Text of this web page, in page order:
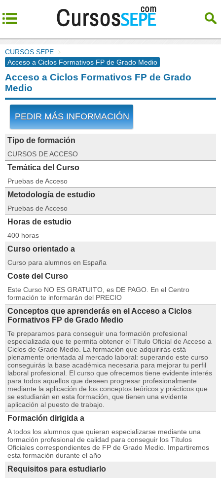
CURSOS SEPE
Acceso a Ciclos Formativos FP de Grado Medio
Acceso a Ciclos Formativos FP de Grado
Medio
PEDIR MÁS INFORMACIÓN
Tipo de formación
CURSOS DE ACCESO
Temática del Curso
Pruebas de Acceso
Metodología de estudio
Pruebas de Acceso
Horas de estudio
400 horas
Curso orientado a
Curso para alumnos en España
Coste del Curso
Este Curso NO ES GRATUITO, es DE PAGO. En el Centro
formación te informarán del PRECIO
Conceptos que aprenderás en el Acceso a Ciclos
Formativos FP de Grado Medio
Te preparamos para conseguir una formación profesional
especializada que te permita obtener el Título Oficial de Acceso a
Ciclos de Grado Medio. La formación que adquirirás está
plenamente orientada al mercado laboral: superando este curso
conseguirás la base académica necesaria para mejorar tu perfil
laboral profesional. El curso que ofrecemos tiene evidente interés
para todos aquellos que deseen progresar profesionalmente
mediante la aplicación de los conceptos teóricos y prácticos que
se estudiarán en esta formación, que tienen una evidente
aplicación al puesto de trabajo.
Formación dirigida a
A todos los alumnos que quieran especializarse mediante una
formación profesional de calidad para conseguir los Títulos
Oficiales correspondientes de FP de Grado Medio. Impartiremos
esta formación durante el año
Requisitos para estudiarlo